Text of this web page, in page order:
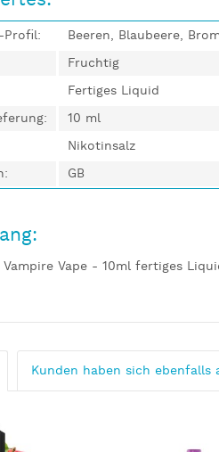
Profil:
Beeren, Blaubeere,
Fruchtig
Fertiges Liquid
10 ml
Nikotinsalz
GB
Vape - 10ml fertiges
Kunden haben sich ebenfalls